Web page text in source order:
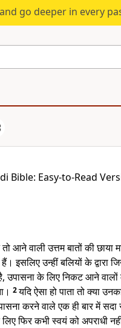
go deeper in every
Bible: Easy-to-Read
तो आने वाली उत्तम बातों की
इसलिए उन्हीं बलियों के द्वारा
उपासना के लिए निकट आने
2यदि ऐसा हो पाता तो क्या
करने वाले एक ही बार में सदा
फिर कभी स्वयं को अपराधी